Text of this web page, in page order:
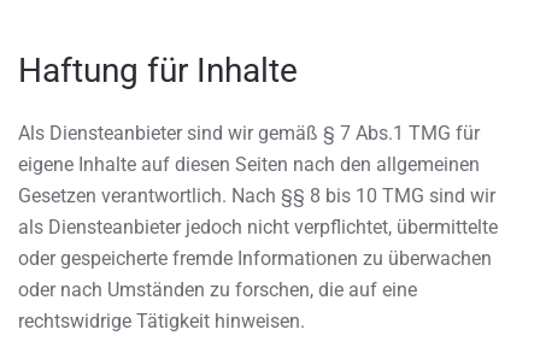
Haftung für Inhalte
Als Diensteanbieter sind wir gemäß § 7 Abs.1 TMG für
eigene Inhalte auf diesen Seiten nach den allgemeinen
Gesetzen verantwortlich. Nach §§ 8 bis 10 TMG sind wir
als Diensteanbieter jedoch nicht verpflichtet, übermittelte
oder gespeicherte fremde Informationen zu überwachen
oder nach Umständen zu forschen, die auf eine
rechtswidrige Tätigkeit hinweisen.